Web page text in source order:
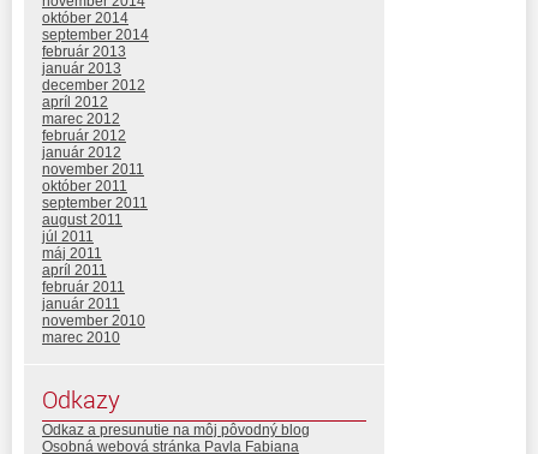
október 2014
september 2014
február 2013
január 2013
december 2012
apríl 2012
marec 2012
február 2012
január 2012
november 2011
október 2011
september 2011
august 2011
júl 2011
máj 2011
apríl 2011
február 2011
január 2011
november 2010
marec 2010
Odkazy
Odkaz a presunutie na môj pôvodný blog
Osobná webová stránka Pavla Fabiana